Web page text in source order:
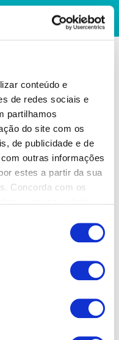
conteúdo e
de redes sociais e
partilhamos
do site com os
de publicidade e de
outras informações
estes a partir da sua
Concorda com os